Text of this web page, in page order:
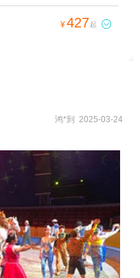
¥427起 
鸿*到 2025-03-24